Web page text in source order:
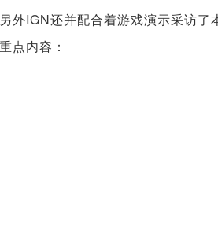
IGN还并配合着游戏演示采访了
点内容：